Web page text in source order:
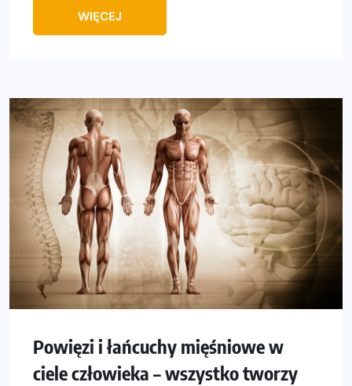
WIĘCEJ
Powięzi i łańcuchy mięśniowe w
ciele człowieka – wszystko tworzy